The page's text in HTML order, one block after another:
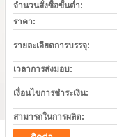
จำนวนสั่งซื้อขั้นต่ำ:
ราคา:
รายละเอียดการบรรจุ:
เวลาการส่งมอบ:
เงื่อนไขการชำระเงิน:
สามารถในการผลิต: